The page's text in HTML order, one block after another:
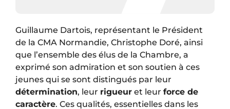
Guillaume Dartois, représentant le Président
de la CMA Normandie, Christophe Doré, ainsi
que l’ensemble des élus de la Chambre, a
exprimé son admiration et son soutien à ces
jeunes qui se sont distingués par leur
détermination, leur rigueur et leur force de
caractère. Ces qualités, essentielles dans les